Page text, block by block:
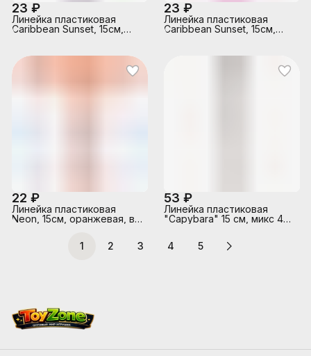
23 ₽
Линейка пластиковая
Caribbean Sunset, 15см,
23 ₽
Линейка пластиковая
Caribbean Sunset, 15см,
22 ₽
Линейка пластиковая
Neon, 15см, оранжевая, во
53 ₽
Линейка пластиковая
"Capybara" 15 см, микс 4
1
2 3 4 5